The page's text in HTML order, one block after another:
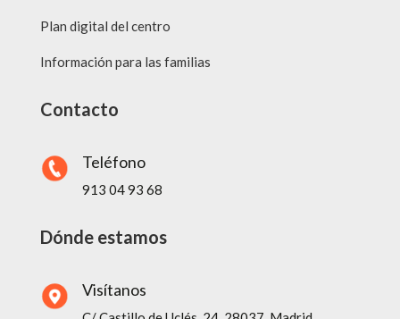
Plan digital del centro
Información para las familias
Contacto
Teléfono
913 04 93 68
Dónde estamos
Visítanos